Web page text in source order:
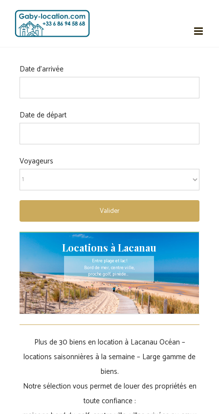
Passer
contenu
Date d'arrivée
Date de départ
Voyageurs
Locations à Lacanau
Entre plage et lac !
Bord de mer, centre ville,
proche golf, pinède…
Plus de 30 biens en location à Lacanau Océan –
locations saisonnières à la semaine – Large gamme de
biens.
Notre sélection vous permet de louer des propriétés en
toute confiance :